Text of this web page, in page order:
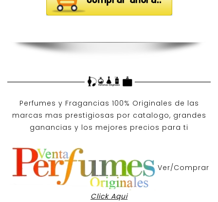
Perfumes y Fragancias 100% Originales de las
marcas mas prestigiosas por catalogo, grandes
ganancias y los mejores precios para ti
Ver/Comprar
Click Aqui